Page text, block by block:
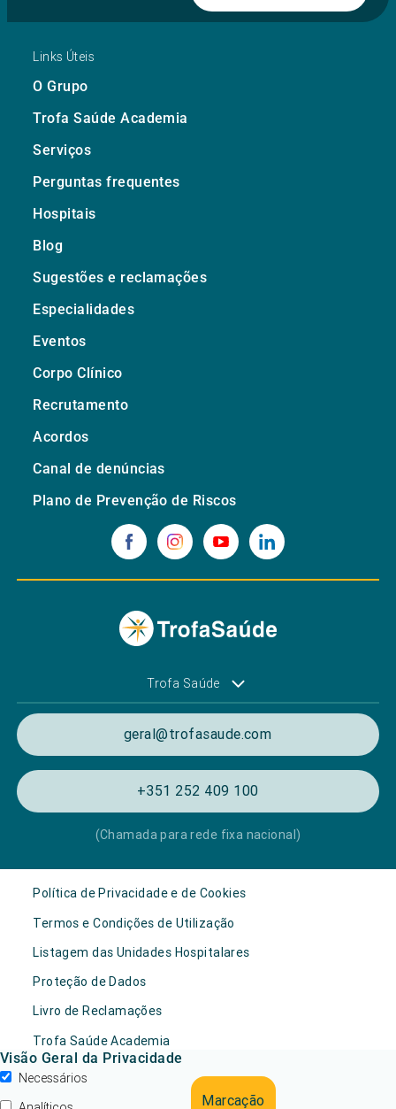
Marcação
Links Úteis
O Grupo
Trofa Saúde Academia
Serviços
Perguntas frequentes
Hospitais
Blog
Sugestões e reclamações
Especialidades
Eventos
Corpo Clínico
Recrutamento
Acordos
Canal de denúncias
Plano de Prevenção de Riscos
Trofa Saúde
geral@trofasaude.com
+351 252 409 100
(Chamada para rede fixa nacional)
Política de Privacidade e de Cookies
Termos e Condições de Utilização
Listagem das Unidades Hospitalares
Proteção de Dados
Livro de Reclamações
Trofa Saúde Academia
Visão Geral da Privacidade
Necessários